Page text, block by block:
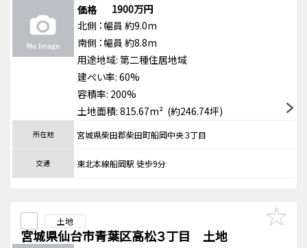
価格
1900万円
北側 ：幅員 約9.0m
南側 ：幅員 約8.8m
用途地域: 第二種住居地域
建ぺい率: 60%
容積率: 200%
土地面積: 815.67m² (約246.74坪)
所在地 宮城県柴田郡柴田町船岡中央３丁目
交通 東北本線船岡駅 徒歩9分
土地
宮城県仙台市青葉区高松３丁目 土地